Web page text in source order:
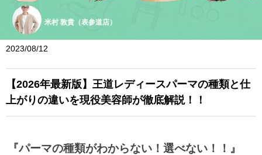
米村 敦貴（表参道店）
2023/08/12
【2026年最新版】王道レディースパーマの種類と仕
上がりの違いを現役美容師が徹底解説！！
『パーマの種類がわからない！選べない！！』